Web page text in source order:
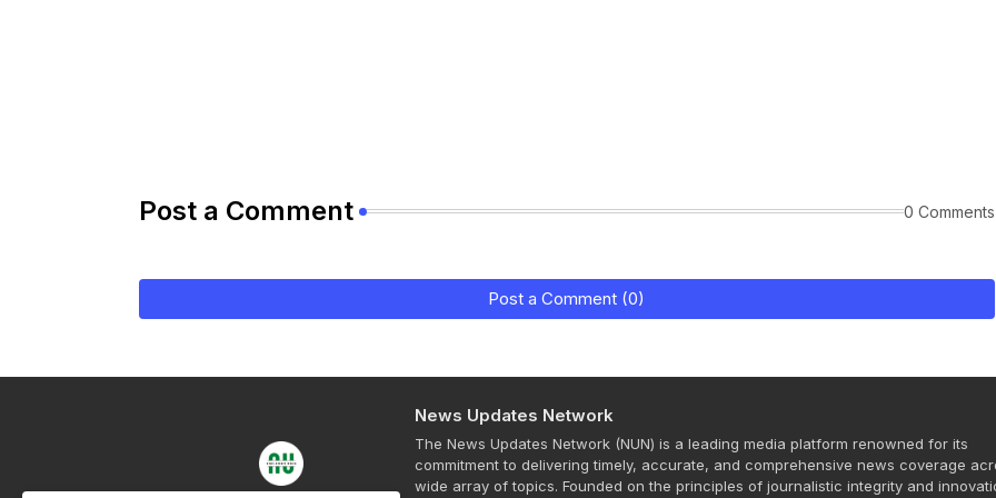
Post a Comment 0 Comments
Post a Comment (0)
News Updates Network
The News Updates Network (NUN) is a leading media platform renowned for its
commitment to delivering timely, accurate, and comprehensive news coverage
wide array of topics. Founded on the principles of journalistic integrity and